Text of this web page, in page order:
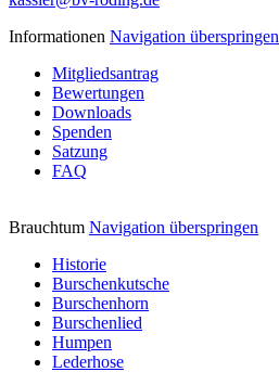
Informationen Navigation überspringen
Mitgliedsantrag
Bewertungen
Downloads
Spenden
Satzung
FAQ
Brauchtum Navigation überspringen
Historie
Burschenkutsche
Burschenhorn
Burschenlied
Humpen
Lederhose